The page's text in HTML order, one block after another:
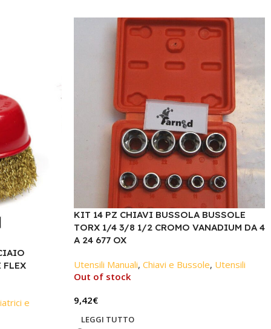
FLEX
e
KIT 14 PZ CHIAVI BUSSOLA BUSSOLE
TORX 1/4 3/8 1/2 CROMO VANADIUM DA 4
A 24 677 OX
Utensili Manuali, Chiavi e Bussole, Utensili
Out of stock
9,42€
LEGGI TUTTO